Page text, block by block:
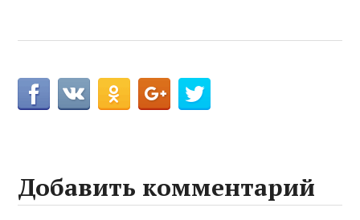
Добавить комментарий